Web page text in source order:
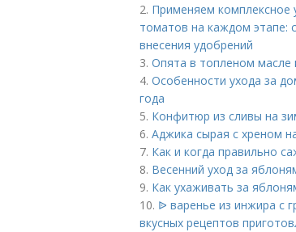
2. Применяем комплексное
томатов на каждом этапе:
внесения удобрений
3. Опята в топленом масле
4. Особенности ухода за
года
5. Конфитюр из сливы на
6. Аджика сырая с хреном
7. Как и когда правильно
8. Весенний уход за
9. Как ухаживать за
10. ᐉ варенье из инжира с
вкусных рецептов